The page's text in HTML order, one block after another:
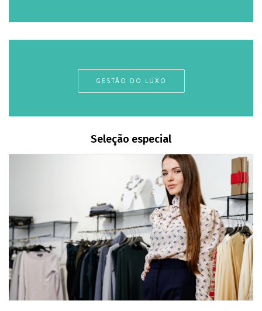
GESTÃO DO LUXO
Seleção especial